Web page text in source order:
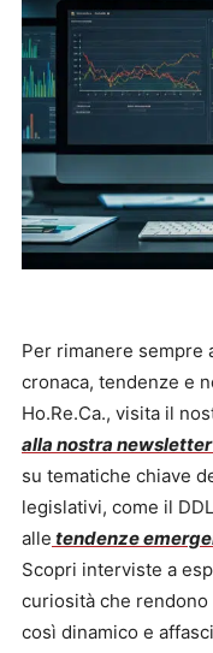
Per rimanere sempre
cronaca, tendenze e
Ho.Re.Ca., visita il
alla nostra newsletter
su tematiche chiave
legislativi, come il
alle tendenze
Scopri interviste a
curiosità che
così dinamico e